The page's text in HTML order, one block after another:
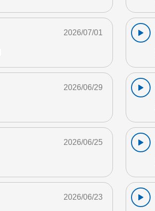
2026/07/01
2026/06/29
2026/06/25
2026/06/23